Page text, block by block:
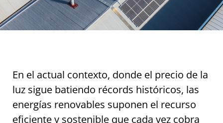
En el actual contexto, donde el precio de la
luz sigue batiendo récords históricos, las
energías renovables suponen el recurso
eficiente y sostenible que cada vez cobra